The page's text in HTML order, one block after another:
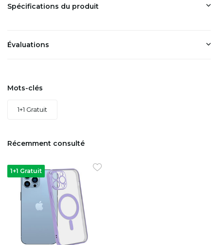
Spécifications du produit
Évaluations
Mots-clés
1+1 Gratuit
Récemment consulté
1+1 Gratuit